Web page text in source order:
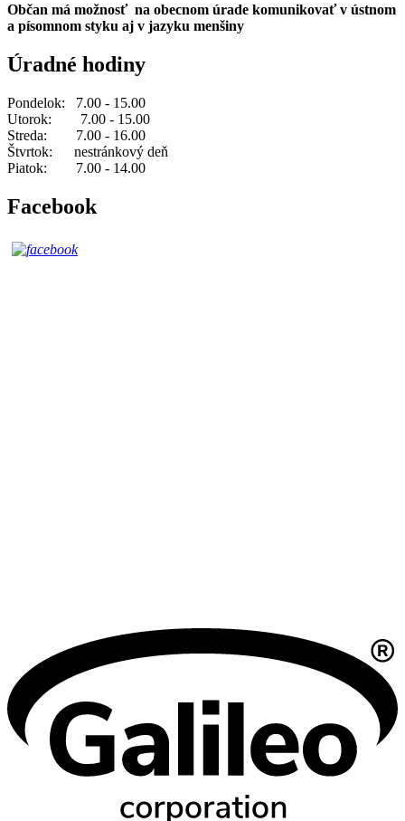
Občan má možnosť na obecnom úrade komunikovať v ústnom
a písomnom styku aj v jazyku menšiny
Úradné hodiny
Pondelok: 7.00 - 15.00
Utorok: 7.00 - 15.00
Streda: 7.00 - 16.00
Štvrtok: nestránkový deň
Piatok: 7.00 - 14.00
Facebook